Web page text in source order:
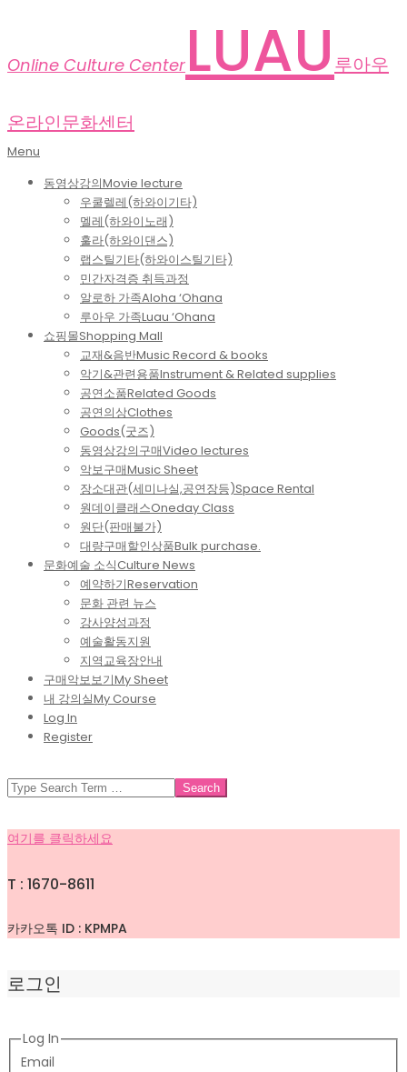
Online Culture Center LUAU 루아우
온라인문화센터
Primary
Menu
Menu
동영상강의Movie lecture
우쿨렐레(하와이기타)
멜레(하와이노래)
훌라(하와이댄스)
랩스틸기타(하와이스틸기타)
민간자격증 취득과정
알로하 가족Aloha ‘Ohana
루아우 가족Luau ‘Ohana
쇼핑몰Shopping Mall
교재&음반Music Record & books
악기&관련용품Instrument & Related supplies
공연소품Related Goods
공연의상Clothes
Goods(굿즈)
동영상강의구매Video lectures
악보구매Music Sheet
장소대관(세미나실,공연장등)Space Rental
원데이클래스Oneday Class
원단(판매불가)
대량구매할인상품Bulk purchase.
문화예술 소식Culture News
예약하기Reservation
문화 관련 뉴스
강사양성과정
예술활동지원
지역교육장안내
구매악보보기My Sheet
내 강의실My Course
Log In
Register
SEARCH
여기를 클릭하세요
T : 1670-8611
카카오톡 ID : KPMPA
로그인
Log In
Email